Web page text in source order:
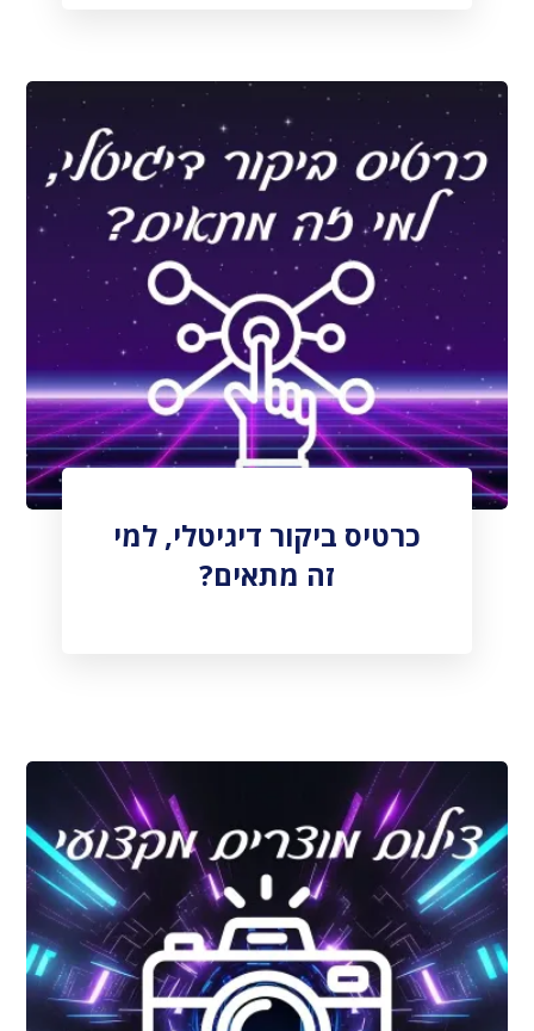
כרטיס ביקור דיגיטלי, למי
זה מתאים?